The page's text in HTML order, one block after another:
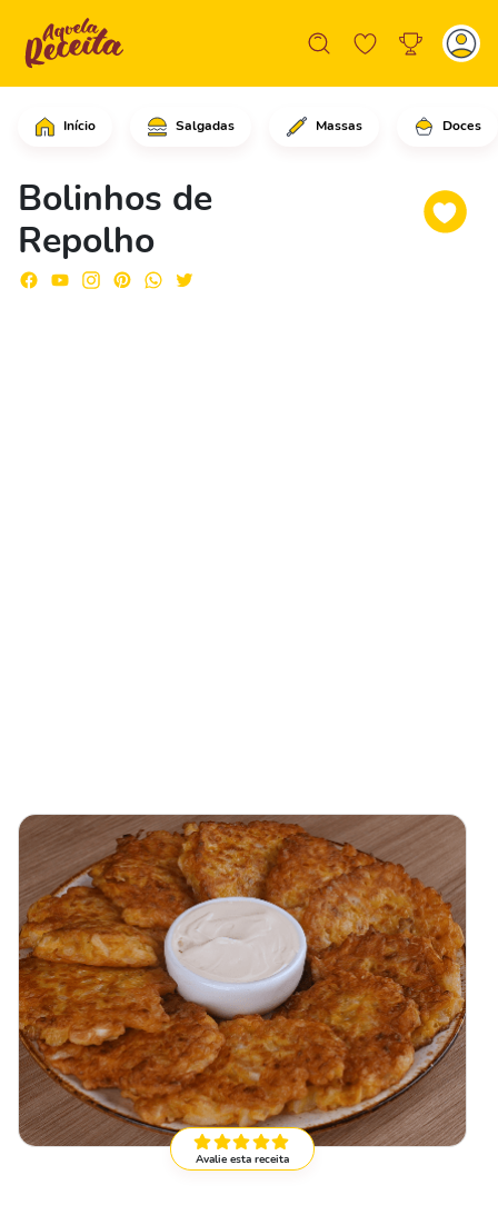
Início Salgadas Massas Doces
Bolinhos de
Repolho
Comece cortando o repolho em
Avalie esta receita